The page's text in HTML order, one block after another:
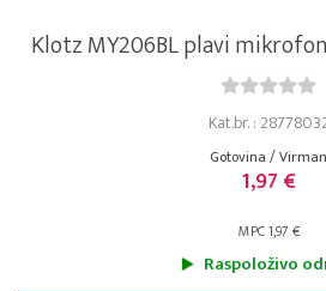
Klotz MY206BL plavi
Kat.br. :
Gotovina / Virman
1,97 €
MPC 1,97 €
Raspoloživo